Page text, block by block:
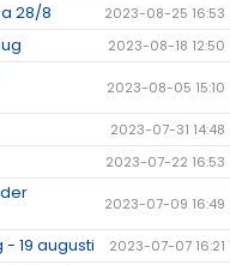
28/8 2023-08-25 16:53
2023-08-18 12:50
2023-08-05 15:10
2023-07-31 14:48
2023-07-22 16:53
2023-07-09 16:49
19 augusti 2023-07-07 16:21